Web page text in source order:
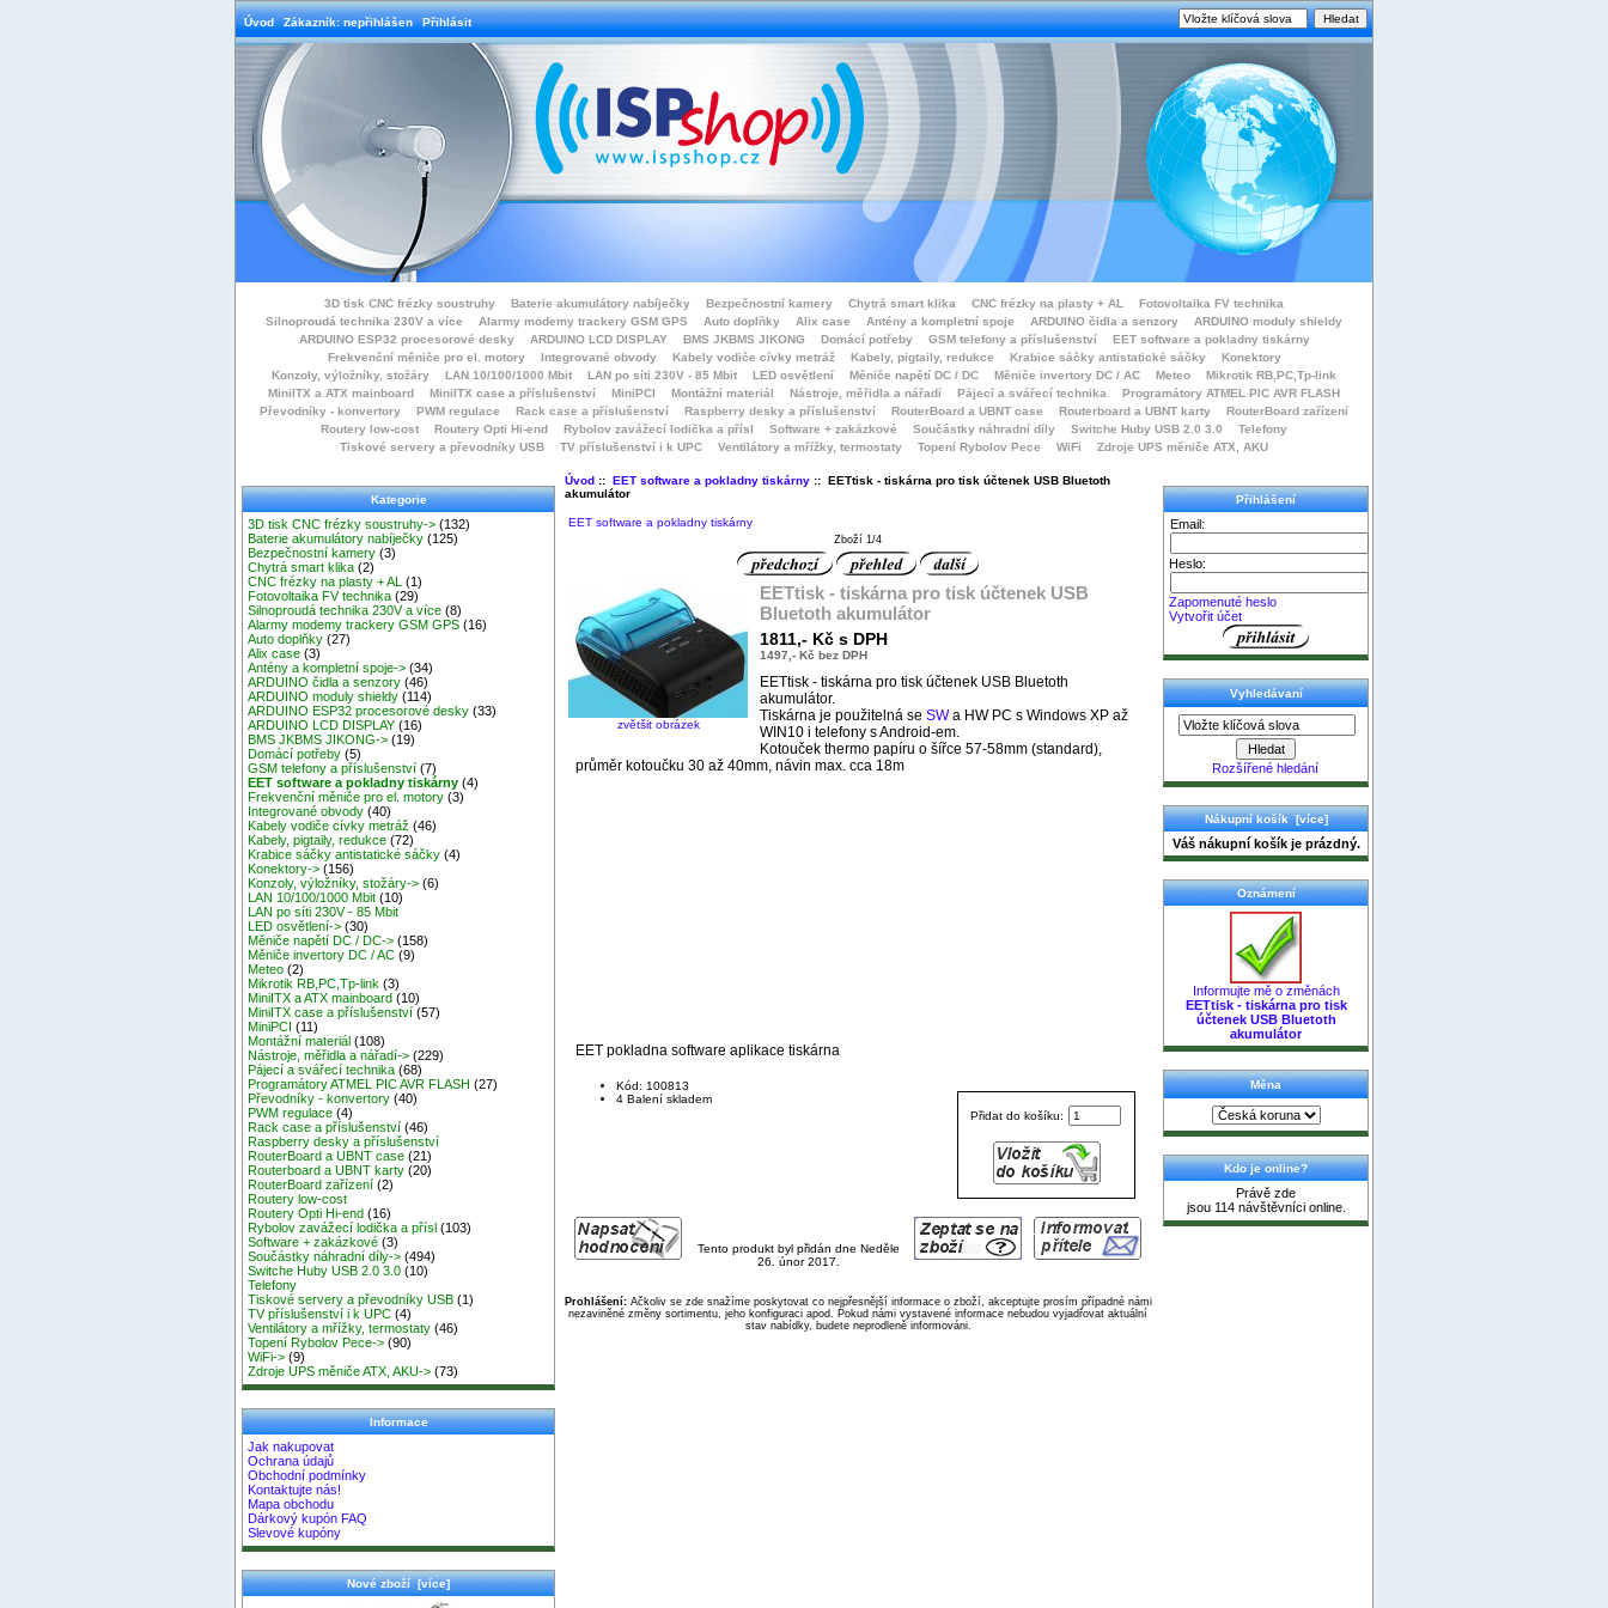
Úvod Zákazník: nepřihlášen Přihlásit
3D tisk CNC frézky soustruhy Baterie akumulátory nabíječky Bezpečnostní kamery Chytrá smart klika CNC frézky na plasty + AL
Fotovoltaika FV technika
Silnoproudá technika 230V a více
Alarmy modemy trackery GSM GPS Auto doplňky Alix case Antény a kompletní spoje ARDUINO čidla a senzory
ARDUINO moduly shieldy
ARDUINO ESP32 procesorové desky
ARDUINO LCD DISPLAY BMS JKBMS JIKONG Domácí potřeby GSM telefony a příslušenství
EET software a pokladny tiskárny
Frekvenční měniče pro el. motory
Integrované obvody Kabely vodiče cívky metráž Kabely, pigtaily, redukce Krabice sáčky antistatické sáčky
Konektory
Konzoly, výložníky, stožáry
LAN 10/100/1000 Mbit LAN po síti 230V - 85 Mbit LED osvětlení Měniče napětí DC / DC Měniče invertory DC / AC Meteo
Mikrotik RB,PC,Tp-link
MiniITX a ATX mainboard
MiniITX case a příslušenství MiniPCI Montážní materiál Nástroje, měřidla a nářadí Pájecí a svářecí technika
Programátory ATMEL PIC AVR FLASH
Převodníky - konvertory
PWM regulace Rack case a příslušenství Raspberry desky a příslušenství RouterBoard a UBNT case Routerboard a UBNT karty
RouterBoard zařízení
Routery low-cost
Routery Opti Hi-end Rybolov zavážecí lodička a přísl Software + zakázkové Součástky náhradní díly Switche Huby USB 2.0 3.0
Telefony
Tiskové servery a převodníky USB
TV příslušenství i k UPC Ventilátory a mřížky, termostaty Topení Rybolov Pece WiFi Zdroje UPS měniče ATX, AKU
Kategorie
3D tisk CNC frézky soustruhy-> (132)
Baterie akumulátory nabíječky (125)
Bezpečnostní kamery (3)
Chytrá smart klika (2)
CNC frézky na plasty + AL
(1)
Fotovoltaika FV technika (29)
Silnoproudá technika 230V a více (8)
Alarmy modemy trackery GSM GPS (16)
Auto doplňky (27)
Alix case (3)
Antény a kompletní spoje-> (34)
ARDUINO čidla a senzory (46)
ARDUINO moduly shieldy (114)
ARDUINO ESP32 procesorové desky (33)
ARDUINO LCD DISPLAY (16)
BMS JKBMS JIKONG-> (19)
Domácí potřeby (5)
GSM telefony a příslušenství (7)
EET software a pokladny tiskárny (4)
Frekvenční měniče pro el. motory (3)
Integrované obvody (40)
Kabely vodiče cívky metráž (46)
Kabely, pigtaily, redukce (72)
Krabice sáčky antistatické sáčky (4)
Konektory-> (156)
Konzoly, výložníky, stožáry-> (6)
LAN 10/100/1000 Mbit (10)
LAN po síti 230V - 85 Mbit
LED osvětlení-> (30)
Měniče napětí DC / DC-> (158)
Měniče invertory DC / AC (9)
Meteo (2)
Mikrotik RB,PC,Tp-link (3)
MiniITX a ATX mainboard (10)
MiniITX case a příslušenství (57)
MiniPCI (11)
Montážní materiál (108)
Nástroje, měřidla a nářadí-> (229)
Pájecí a svářecí technika (68)
Programátory ATMEL PIC AVR FLASH (27)
Převodníky - konvertory (40)
PWM regulace (4)
Rack case a příslušenství (46)
Raspberry desky a příslušenství
RouterBoard a UBNT case (21)
Routerboard a UBNT karty (20)
RouterBoard zařízení (2)
Routery low-cost
Routery Opti Hi-end (16)
Rybolov zavážecí lodička a přísl (103)
Software + zakázkové (3)
Součástky náhradní díly-> (494)
Switche Huby USB 2.0 3.0 (10)
Telefony
Tiskové servery a převodníky USB (1)
TV příslušenství i k UPC (4)
Ventilátory a mřížky, termostaty (46)
Topení Rybolov Pece-> (90)
WiFi-> (9)
Zdroje UPS měniče ATX, AKU-> (73)
Informace
Jak nakupovat
Ochrana údajů
Obchodní podmínky
Kontaktujte nás!
Mapa obchodu
Dárkový kupón FAQ
Slevové kupóny
Nové zboží [více]
Úvod:: EET software a pokladny tiskárny:: EETtisk - tiskárna pro tisk účtenek USB Bluetoth
akumulátor
EET software a pokladny tiskárny
Zboží 1/4
zvětšit obrázek
EETtisk - tiskárna pro tisk účtenek USB
Bluetoth akumulátor
1811,- Kč s DPH
1497,- Kč bez DPH
EETtisk - tiskárna pro tisk účtenek USB Bluetoth
akumulátor.
Tiskárna je použitelná se SWa HW PC s Windows XP až
WIN10 i telefony s Android-em.
Kotouček thermo papíru o šířce 57-58mm (standard),
průměr kotoučku 30 až 40mm, návin max. cca 18m
EET pokladna software aplikace tiskárna
Přidat do košíku:
Kód: 100813
4 Balení skladem
Tento produkt byl přidán dne Neděle
26. únor 2017.
Prohlášení:Ačkoliv se zde snažíme poskytovat co nejpřesnější informace o zboží, akceptujte prosím případné námi
nezaviněné změny sortimentu, jeho konfiguraci apod. Pokud námi vystavené informace nebudou vyjadřovat aktuální
stav nabídky, budete neprodleně informováni.
Přihlášení
Email:
Heslo:
Zapomenuté heslo
Vytvořit účet
Vyhledávaní
Rozšířené hledání
Nákupní košík [více]
Váš nákupní košík je prázdný.
Oznámení
Informujte mě o změnách
EETtisk - tiskárna pro tisk
účtenek USB Bluetoth
akumulátor
Měna
Kdo je online?
Právě zde
jsou 114 návštěvníci online.